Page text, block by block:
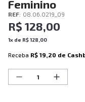
Feminino
REF: 08.06.0219_09
R$ 128,00
1x de R$128 00
Receba R$ 19,20 de